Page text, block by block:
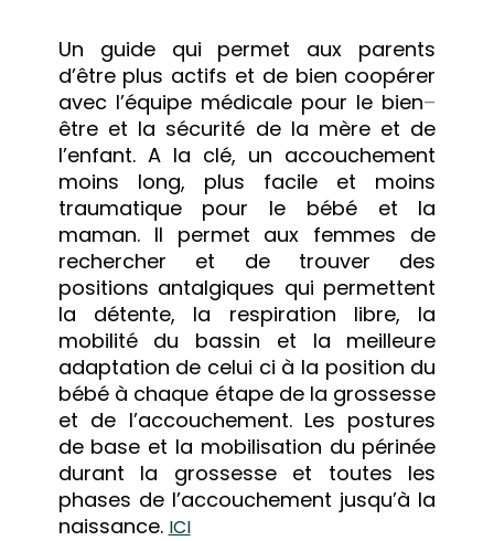
Un guide qui permet aux parents
d’être plus actifs et de bien coopérer
avec l’équipe médicale pour le bien–
être et la sécurité de la mère et de
l’enfant. A la clé, un accouchement
moins long, plus facile et moins
traumatique pour le bébé et la
maman. Il permet aux femmes de
rechercher et de trouver des
positions antalgiques qui permettent
la détente, la respiration libre, la
mobilité du bassin et la meilleure
adaptation de celui ci à la position du
bébé à chaque étape de la grossesse
et de l’accouchement. Les postures
de base et la mobilisation du périnée
durant la grossesse et toutes les
phases de l’accouchement jusqu’à la
naissance. ICI